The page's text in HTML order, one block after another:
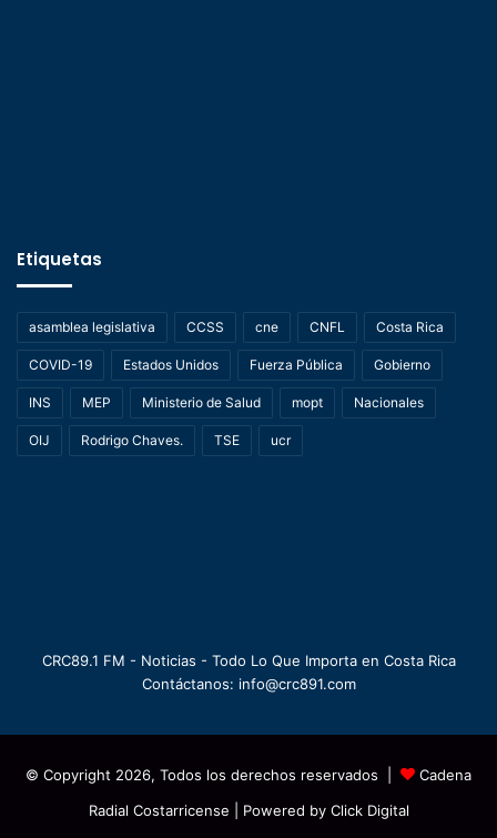
Etiquetas
asamblea legislativa CCSS cne CNFL Costa Rica
COVID-19 Estados Unidos Fuerza Pública Gobierno
INS MEP Ministerio de Salud mopt Nacionales
OIJ Rodrigo Chaves. TSE ucr
© Copyright 2026, Todos los derechos reservados |
Radial Costarricense| Powered byClick Digital
ULTIMA HORA
Nacionales Política Economía
Mundo
Deportes
Programación